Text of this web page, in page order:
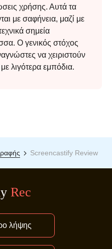
χρήσης. Αυτά τα
με σαφήνεια, μαζί με
σημεία
Ο γενικός στόχος
να χειριστούν
λιγότερα εμπόδια.
Screencastify Review
λήψης